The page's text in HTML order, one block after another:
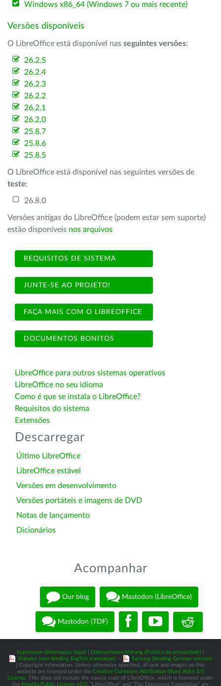
Windows x86_64 (Windows 7 ou mais recente)
Versões disponíveis
O LibreOffice está disponível nas seguintes versões:
26.2.5
26.2.4
26.2.3
26.2.2
26.2.1
26.2.0
25.8.7
25.8.6
25.8.5
O LibreOffice está disponível nas seguintes versões de
teste:
26.8.0
Versões antigas do LibreOffice (podem estar sem suporte)
estão disponíveis nos arquivos
REQUISITOS DE SISTEMA
JUNTE-SE AO PROJETO!
FAÇA MAIS COM O LIBREOFFICE
DOCUMENTOS BONITOS
LibreOffice para outros sistemas operativos
LibreOffice no seu idioma
Como é que se instala o LibreOffice?
Requisitos do sistema
Extensões
Descarregar
Último LibreOffice
LibreOffice estável
Versões em desenvolvimento
Versões portáteis e imagens de DVD
Notas de lançamento
Dicionários
Acompanhar
Our blog Mastodon (LibreOffice)
Mastodon (TDF)
Impressum (Informação legal) Datenschutzerklärung (Política de privacidade)
Statutes (non-binding English translation) -
Satzung (binding German version)
| Copyright information: Unless otherwise specified, all text and images on this
website are licensed under the Creative Commons Attribution-Share Alike 3.0
License . This does not include the source code of LibreOffice, which is licensed under
the Mozilla Public License v2.0 . “LibreOffice” and “The Document Foundation” are